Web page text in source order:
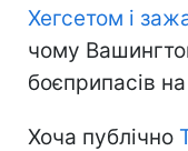
Хегсетом і
чому
боєприпасів
Хоча публічно